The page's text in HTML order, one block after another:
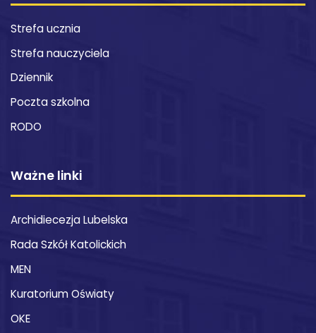
Strefa ucznia
Strefa nauczyciela
Dziennik
Poczta szkolna
RODO
Ważne linki
Archidiecezja Lubelska
Rada Szkół Katolickich
MEN
Kuratorium Oświaty
OKE